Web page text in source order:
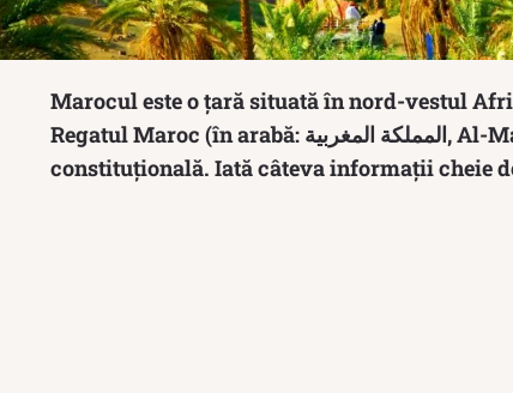
Marocul este o țară situată în nord-vestul
Regatul Maroc (în arabă: المملكة المغربية, Al-Mamlakah Al-Maghribīyah) și este o monarhie
constituțională. Iată câteva informații cheie